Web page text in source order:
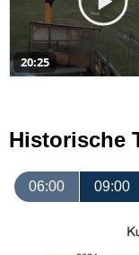
20:25
Historische
06:00 09:00